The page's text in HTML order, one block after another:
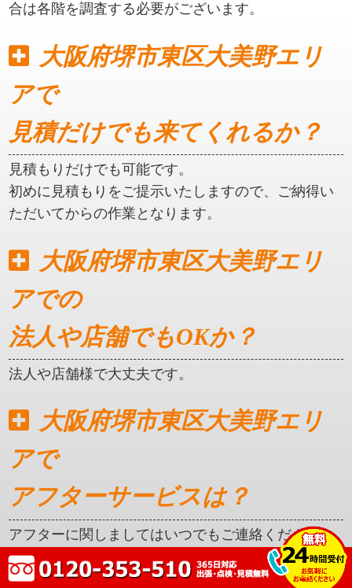
合は各階を調査する必要がございます。
大阪府堺市東区大美野エリ
アで
見積だけでも来てくれるか？
見積もりだけでも可能です。
初めに見積もりをご提示いたしますので、ご納得い
ただいてからの作業となります。
大阪府堺市東区大美野エリ
アでの
法人や店舗でもOKか？
法人や店舗様で大丈夫です。
大阪府堺市東区大美野エリ
アで
アフターサービスは？
アフターに関しましてはいつでもご連絡ください。
クレカ対応はしているか？